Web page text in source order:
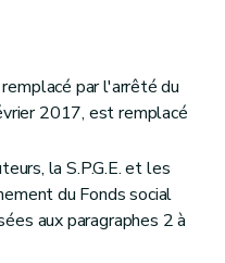
par l'arrêté du
2017, est remplacé
la S.P.G.E. et les
du Fonds social
aux paragraphes 2 à